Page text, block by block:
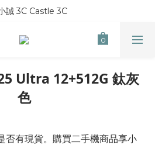
誠 3C Castle 3C
Ultra 12+512G 鈦灰
色
否有現貨。購買二手機商品享小